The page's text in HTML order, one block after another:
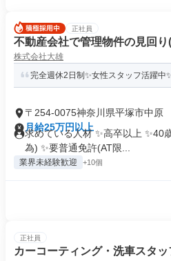
正社員
不動産会社で管理物件の見回
株式会社大雄
完全週休2日制✨女性スタッフ活躍中
〒254-0075神奈川県平塚市中原
月給25万円以上
求めている人材 ✨高卒以上 ✨40
為) ✨要普通免許(AT限...
業界未経験歓迎 +10個
正社員
カーコーティング・洗車スタ